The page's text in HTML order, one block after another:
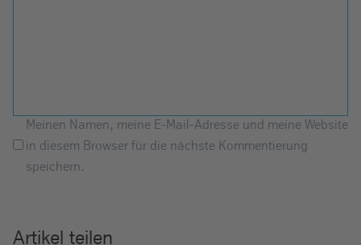
Meinen Namen, meine E-Mail-Adresse und meine Website
in diesem Browser für die nächste Kommentierung
speichern.
Artikel teilen